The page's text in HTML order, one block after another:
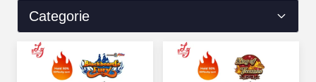
Categorie